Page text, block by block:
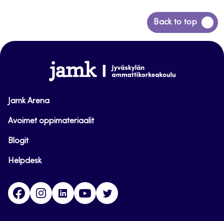
Back to top
Siirry
takaisin
www.jamk.fi
Jamk Arena
Avoimet oppimateriaalit
Blogit
Helpdesk
FacebookInstagram
LinkedInYoutube